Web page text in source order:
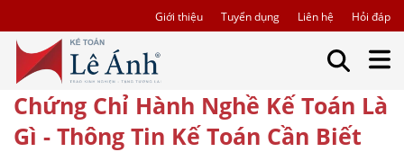
Giới thiệu Tuyển dụng Liên hệ Hỏi đáp
Chứng Chỉ Hành Nghề Kế Toán Là
Gì - Thông Tin Kế Toán Cần Biết